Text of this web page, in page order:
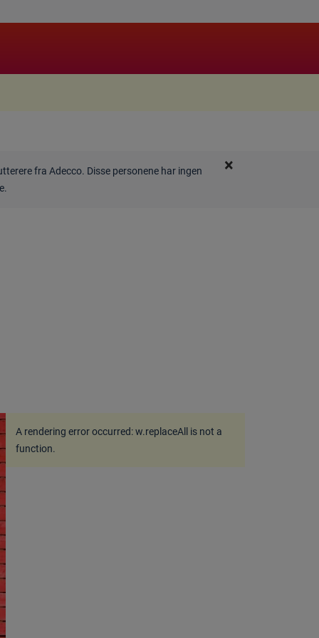
×
fra Adecco. Disse personene har ingen
A rendering error occurred:w.replaceAll is not a
function.